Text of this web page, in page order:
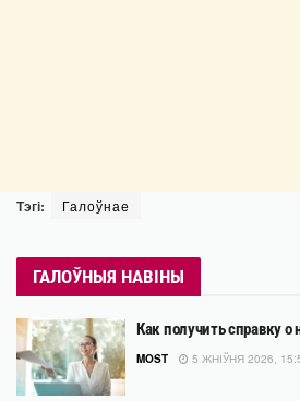
Тэгі: Галоўнае
ГАЛОЎНЫЯ НАВІНЫ
Как получить справку
MOST 5 ЖНІЎНЯ 2026,